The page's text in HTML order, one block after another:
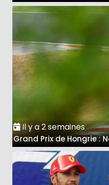
Il y a 2 semaines
Grand Prix de Hongrie :